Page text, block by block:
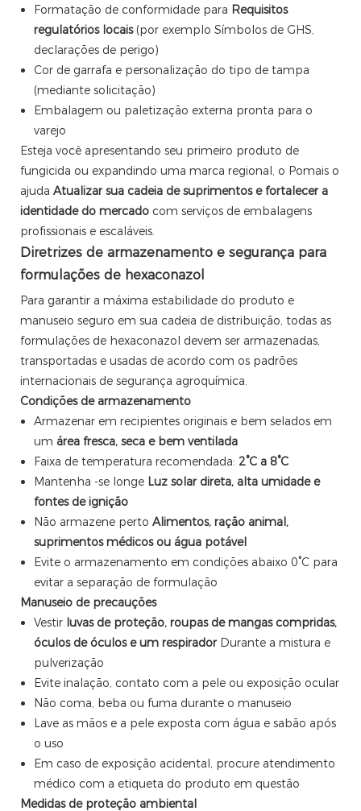
Formatação de conformidade para Requisitos
regulatórios locais(por exemplo Símbolos de GHS,
declarações de perigo)
Cor de garrafa e personalização do tipo de tampa
(mediante solicitação)
Embalagem ou paletização externa pronta para o
varejo
Esteja você apresentando seu primeiro produto de
fungicida ou expandindo uma marca regional, o Pomais o
ajuda Atualizar sua cadeia de suprimentos e fortalecer a
identidade do mercado com serviços de embalagens
profissionais e escaláveis.
Diretrizes de armazenamento e segurança para
formulações de hexaconazol
Para garantir a máxima estabilidade do produto e
manuseio seguro em sua cadeia de distribuição, todas as
formulações de hexaconazol devem ser armazenadas,
transportadas e usadas de acordo com os padrões
internacionais de segurança agroquímica.
Condições de armazenamento
Armazenar em recipientes originais e bem selados em
um área fresca, seca e bem ventilada
Faixa de temperatura recomendada: 2°C a 8°C
Mantenha -se longe Luz solar direta, alta umidade e
fontes de ignição
Não armazene perto Alimentos, ração animal,
suprimentos médicos ou água potável
Evite o armazenamento em condições abaixo 0°C para
evitar a separação de formulação
Manuseio de precauções
Vestir luvas de proteção, roupas de mangas compridas,
óculos de óculos e um respirador Durante a mistura e
pulverização
Evite inalação, contato com a pele ou exposição ocular
Não coma, beba ou fuma durante o manuseio
Lave as mãos e a pele exposta com água e sabão após
o uso
Em caso de exposição acidental, procure atendimento
médico com a etiqueta do produto em questão
Medidas de proteção ambiental